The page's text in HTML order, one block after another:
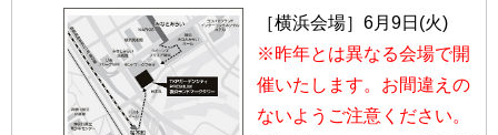
［横浜会場］6月9日(火)
※昨年とは異なる会場で開
催いたします。お間違えの
ないようご注意ください。